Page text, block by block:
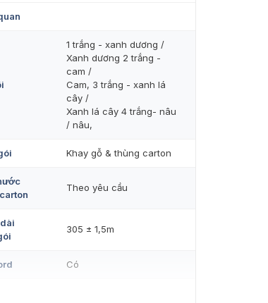
1 trắng - xanh dương /
Xanh dương 2 trắng -
cam /
Cam, 3 trắng - xanh lá
cây /
Xanh lá cây 4 trắng- nâu
/ nâu,
Khay gỗ & thùng carton
Theo yêu cầu
305 ± 1,5m
Có